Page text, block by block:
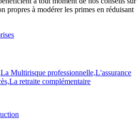
propres à modérer les primes en réduisant
Multirisque professionnelle,L'assurance
retraite complémentaire